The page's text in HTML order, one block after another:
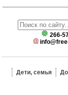
266-
Дети, семья